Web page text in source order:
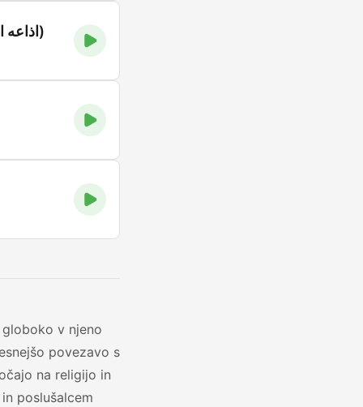
Egyptian Holy Quran Radio (اذاعه القرآن الكريم المصريه)
v njeno
povezavo s
na religijo in
poslušalcem